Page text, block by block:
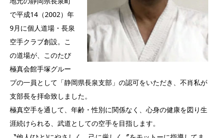
で平成14（2002）年
9月に個人道場・長泉
空手クラブ創設。こ
の道場が、このたび
極真会館手塚グルー
プの一員として「静岡県長泉支部」の認可をいただき、不肖私が
支部長を拝命致しました。
極真空手を通して、年齢・性別に関係なく、心身の健康を図り生
涯続けられる、武道としての空手を目指します。